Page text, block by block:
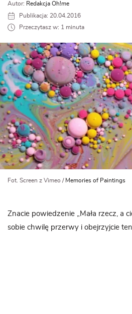
Autor: Redakcja Oh!me
Publikacja: 20.04.2016
Przeczytasz w: 1 minuta
Fot. Screen z Vimeo / Memories of Paintings
Znacie powiedzenie „Mała rzecz, a
sobie chwilę przerwy i obejrzyjcie